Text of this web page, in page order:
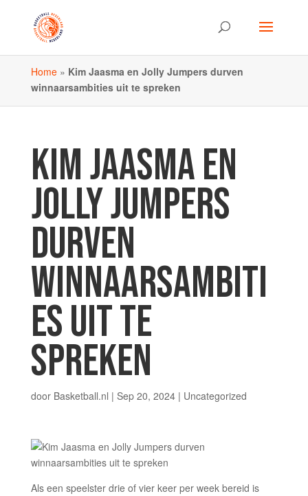
Home» Kim Jaasma en Jolly Jumpers durven
winnaarsambities uit te spreken
KIM JAASMA EN
JOLLY JUMPERS
DURVEN
WINNAARSAMBITI
ES UIT TE
SPREKEN
door Basketball.nl | Sep 20, 2024| Uncategorized
Als een speelster drie of vier keer per week bereid is